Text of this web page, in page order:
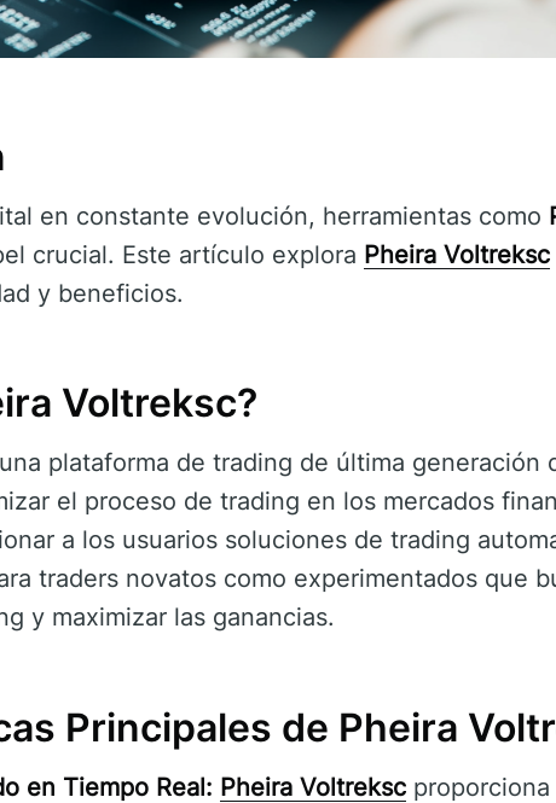
en constante evolución, herramientas como
crucial. Este artículo explora Pheira Voltreksc
y beneficios.
Voltreksc?
plataforma de trading de última generación
el proceso de trading en los mercados
a los usuarios soluciones de trading
traders novatos como experimentados que
y maximizar las ganancias.
Principales de Pheira
en Tiempo Real: Pheira Voltreksc